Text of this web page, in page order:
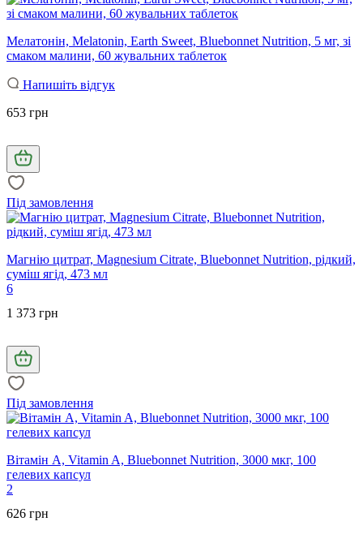
Мелатонін, Melatonin, Earth Sweet, Bluebonnet Nutrition, 5 мг, зі
смаком малини, 60 жувальних таблеток
Напишіть відгук
653 грн
Під замовлення
Магнію цитрат, Magnesium Citrate, Bluebonnet Nutrition, рідкий,
суміш ягід, 473 мл
6
1 373 грн
Під замовлення
Вітамін А, Vitamin A, Bluebonnet Nutrition, 3000 мкг, 100
гелевих капсул
2
626 грн